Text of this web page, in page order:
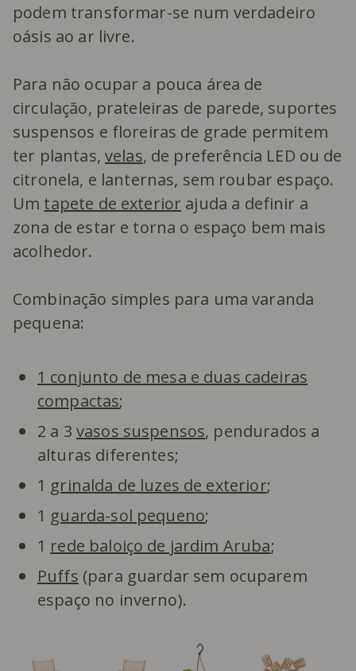
podem transformar-se num verdadeiro
oásis ao ar livre.
Para não ocupar a pouca área de
circulação, prateleiras de parede, suportes
suspensos e floreiras de grade permitem
ter plantas, velas, de preferência LED ou de
citronela, e lanternas, sem roubar espaço.
Um tapete de exterior ajuda a definir a
zona de estar e torna o espaço bem mais
acolhedor.
Combinação simples para uma varanda
pequena:
1 conjunto de mesa e duas cadeiras
compactas;
2 a 3 vasos suspensos, pendurados a
alturas diferentes;
1 grinalda de luzes de exterior;
1 guarda-sol pequeno;
1 rede baloiço de jardim Aruba;
Puffs (para guardar sem ocuparem
espaço no inverno).